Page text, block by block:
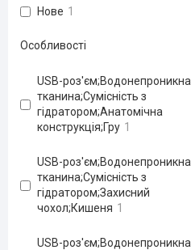
Нове 1
Особливості
USB-роз'єм;Водонепроникна
тканина;Сумісність з
гідратором;Анатомічна
конструкція;Гру 1
USB-роз'єм;Водонепроникна
тканина;Сумісність з
гідратором;Захисний
чохол;Кишеня 1
USB-роз'єм;Водонепроникна